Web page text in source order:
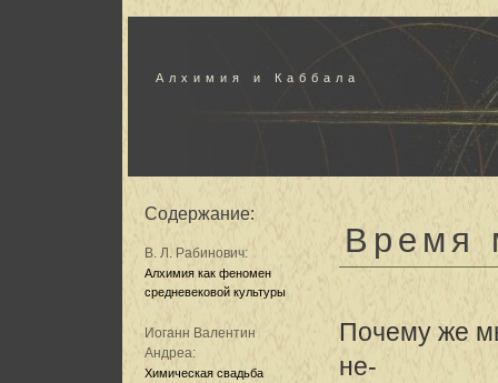
Алхимия и Каббала
Содержание:
В. Л. Рабинович:
Алхимия как феномен
средневековой культуры
Иоганн Валентин
Андреа:
Химическая свадьба
Время
Почему же
не-